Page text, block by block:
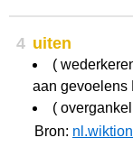
4 uiten
(
aan gevoelens
(
Bron: